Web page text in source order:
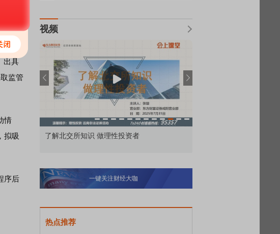
动
月10
起证
出具
监管
情
拟吸
序后
视频
市价委托那么多种，究竟怎么用？
一键关注财经大咖
热点推荐